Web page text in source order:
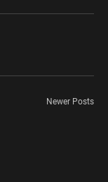
Newer Posts